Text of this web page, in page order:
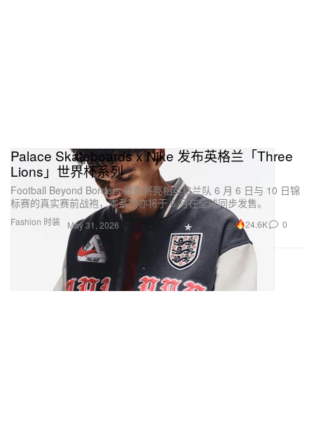
Fashion 时装
Palace Skateboards x Nike 发布英格兰「Three
Lions」世界杯系列
Football Beyond Borders 徽章将亮相英格兰队 6 月 6 日与 10 日锦
标赛的真实赛前战袍，本系列亦将于 6 月在全球同步发售。
May 31, 2026 24.6K 0